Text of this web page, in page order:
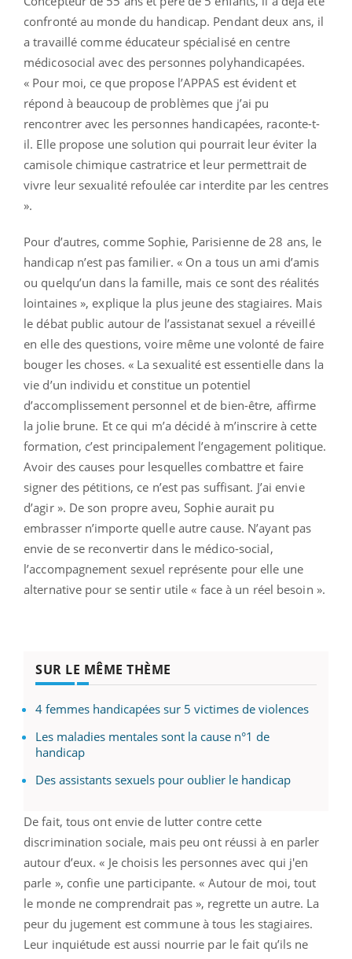
confronté au monde du handicap. Pendant deux ans, il
a travaillé comme éducateur spécialisé en centre
médicosocial avec des personnes polyhandicapées.
« Pour moi, ce que propose l’APPAS est évident et
répond à beaucoup de problèmes que j’ai pu
rencontrer avec les personnes handicapées, raconte-t-
il. Elle propose une solution qui pourrait leur éviter la
camisole chimique castratrice et leur permettrait de
vivre leur sexualité refoulée car interdite par les centres
».
Pour d’autres, comme Sophie, Parisienne de 28 ans, le
handicap n’est pas familier. « On a tous un ami d’amis
ou quelqu’un dans la famille, mais ce sont des réalités
lointaines », explique la plus jeune des stagiaires. Mais
le débat public autour de l’assistanat sexuel a réveillé
en elle des questions, voire même une volonté de faire
bouger les choses. « La sexualité est essentielle dans la
vie d’un individu et constitue un potentiel
d’accomplissement personnel et de bien-être, affirme
la jolie brune. Et ce qui m’a décidé à m’inscrire à cette
formation, c’est principalement l’engagement politique.
Avoir des causes pour lesquelles combattre et faire
signer des pétitions, ce n’est pas suffisant. J’ai envie
d’agir ». De son propre aveu, Sophie aurait pu
embrasser n’importe quelle autre cause. N’ayant pas
envie de se reconvertir dans le médico-social,
l’accompagnement sexuel représente pour elle une
alternative pour se sentir utile « face à un réel besoin ».
SUR LE MÊME THÈME
4 femmes handicapées sur 5 victimes de violences
Les maladies mentales sont la cause n°1 de
handicap
Des assistants sexuels pour oublier le handicap
De fait, tous ont envie de lutter contre cette
discrimination sociale, mais peu ont réussi à en parler
autour d’eux. « Je choisis les personnes avec qui j'en
parle », confie une participante. « Autour de moi, tout
le monde ne comprendrait pas », regrette un autre. La
peur du jugement est commune à tous les stagiaires.
Leur inquiétude est aussi nourrie par le fait qu’ils ne